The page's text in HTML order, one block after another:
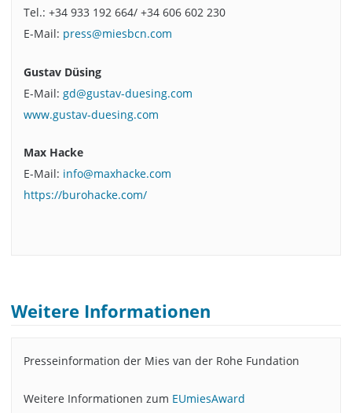
Tel.: +34 933 192 664/ +34 606 602 230
E-Mail: press@miesbcn.com
Gustav Düsing
E-Mail: gd@gustav-duesing.com
www.gustav-duesing.com
Max Hacke
E-Mail: info@maxhacke.com
https://burohacke.com/
Weitere Informationen
Presseinformation der Mies van der Rohe Fundation
Weitere Informationen zum EUmiesAward